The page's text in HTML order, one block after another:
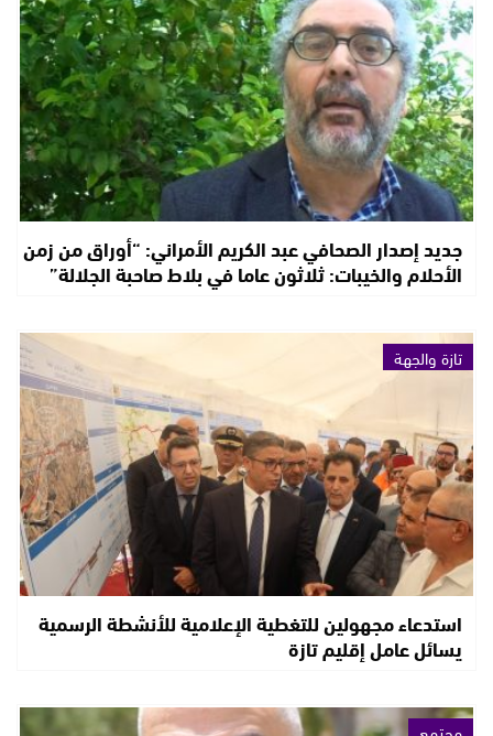
جديد إصدار الصحافي عبد الكريم الأمراني: “أوراق من زمن
الأحلام والخيبات: ثلاثون عاما في بلاط صاحبة الجلالة”
تازة والجهة
استدعاء مجهولين للتغطية الإعلامية للأنشطة الرسمية
يسائل عامل إقليم تازة